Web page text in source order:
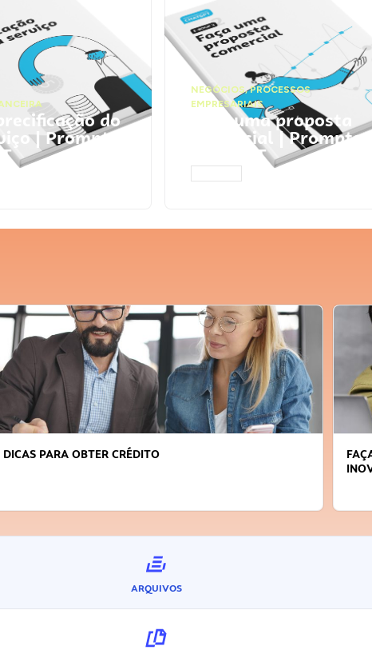
do
| Prompts
NEGÓCIOS,PROCESSOS
EMPRESARIAIS
Faça uma proposta
comercial | Prompts
ChatGPT
FAÇA A DIFERENÇA: SEJA SUSTENTÁVEL, SEJA
ARQUIVOS